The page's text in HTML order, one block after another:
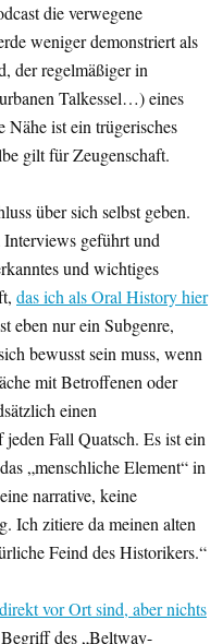
die verwegene
weniger demonstriert als
der regelmäßiger in
Talkessel…) eines
Nähe ist ein trügerisches
gilt für Zeugenschaft.
über sich selbst geben.
Interviews geführt und
und wichtiges
das ich als Oral History hier
eben nur ein Subgenre,
bewusst sein muss, wenn
mit Betroffenen oder
einen
Fall Quatsch. Es ist ein
„menschliche Element“ in
narrative, keine
Ich zitiere da meinen alten
Feind des Historikers.“
vor Ort sind, aber nichts
des „Beltway-